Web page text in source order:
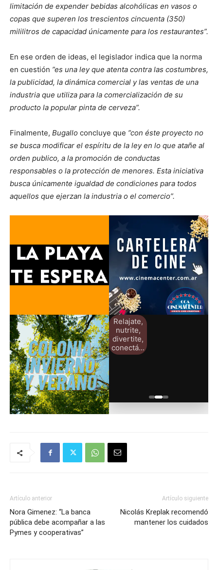
limitación de expender bebidas alcohólicas en vasos o
copas que superen los trescientos cincuenta (350)
mililitros de capacidad únicamente para los restaurantes”.
En ese orden de ideas, el legislador indica que la norma
en cuestión ”es una ley que atenta contra las costumbres,
la publicidad, la dinámica comercial y las ventas de una
industria que utiliza para la comercialización de su
producto la popular pinta de cerveza”.
Finalmente, Bugallo concluye que ”con éste proyecto no
se busca modificar el espíritu de la ley en lo que atañe al
orden publico, a la promoción de conductas
responsables o la protección de menores. Esta iniciativa
busca únicamente igualdad de condiciones para todos
aquellos que ejerzan la industria o el comercio”.
Relajate,
nutrite,
divertite,
conectá...
Artículo anterior
Nora Gimenez: “La banca
pública debe acompañar a las
Pymes y cooperativas”
Artículo siguiente
Nicolás Kreplak recomendó
mantener los cuidados